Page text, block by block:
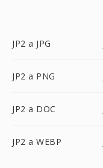
JP2 a JPG
JP2 a PNG
JP2 a DOC
JP2 a WEBP